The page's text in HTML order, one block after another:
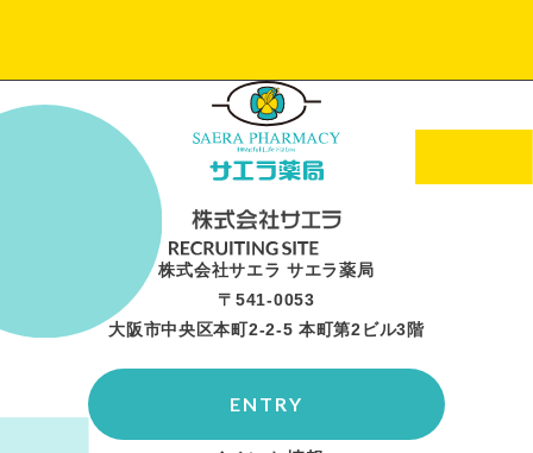
株式会社サエラ サエラ薬局
〒541-0053
大阪市中央区本町2-2-5 本町第2ビル3階
ENTRY